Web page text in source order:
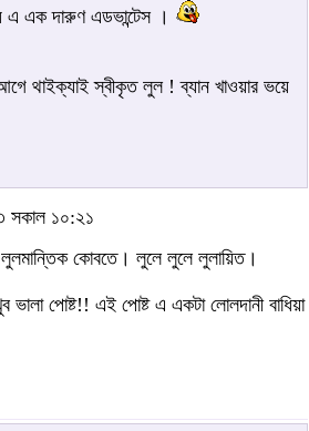
এ এক দারুণ এডভান্টেস ।
থাইক্যাই স্বীকৃত লুল ! ব্যান খাওয়ার ভয়ে
সকাল ১০:২১
কোবতে। লুলে লুলে লুলায়িত।
ভালা পোষ্ট!! এই পোষ্ট এ একটা লোলদানী বাধিয়া